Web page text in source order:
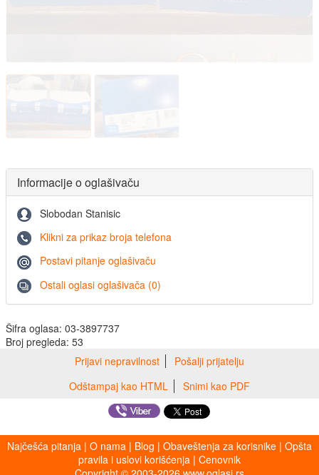
Informacije o oglašivaču
Slobodan Stanisic
Klikni za prikaz broja telefona
Postavi pitanje oglašivaču
Ostali oglasi oglašivača (0)
Šifra oglasa: 03-3897737
Broj pregleda: 53
Prijavi nepravilnost
Pošalji prijatelju
Odštampaj kao HTML
Snimi kao PDF
Najčešća pitanja | O nama | Blog | Obaveštenja za korisnike | Opšta
pravila i uslovi korišćenja | Cenovnik